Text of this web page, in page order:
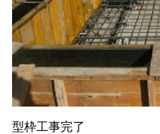
型枠工事完了